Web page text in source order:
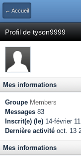
← Accueil
Profil de tyson9999
Mes informations
Groupe Members
Messages 83
Inscrit(e) (le) 14-février 11
Dernière activité oct. 13
Mes informations